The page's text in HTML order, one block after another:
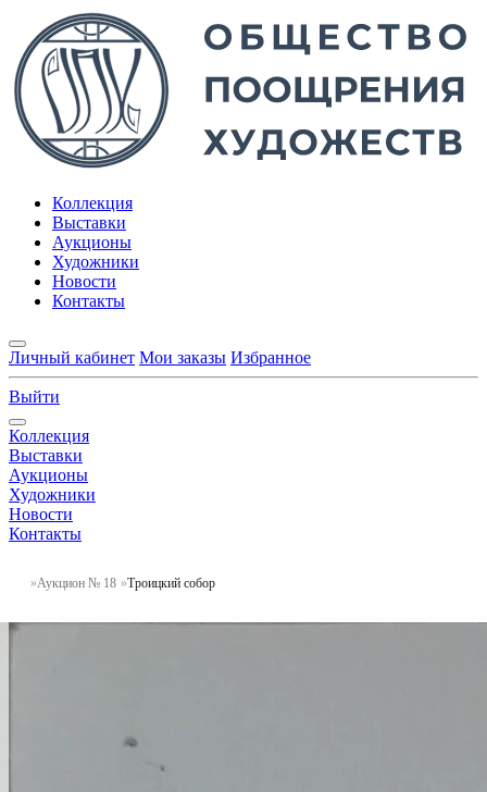
Коллекция
Выставки
Аукционы
Художники
Новости
Контакты
Личный кабинет Мои заказы Избранное
Выйти
Коллекция
Выставки
Аукционы
Художники
Новости
Контакты
Аукцион № 18 Троицкий собор